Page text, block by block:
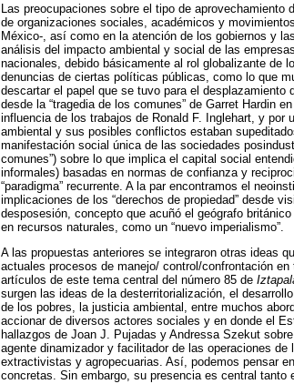
Las preocupaciones sobre el tipo de
de organizaciones sociales, académicos y
México-, así como en la atención de los gobiernos y
análisis del impacto ambiental y social de las
nacionales, debido básicamente al rol globalizante de
denuncias de ciertas políticas públicas, como lo que
descartar el papel que se tuvo para el
desde la “tragedia de los comunes” de Garret Hardin
influencia de los trabajos de Ronald F. Inglehart, y
ambiental y sus posibles conflictos estaban
manifestación social única de las sociedades
comunes”) sobre lo que implica el capital social
informales) basadas en normas de confianza y
“paradigma” recurrente. A la par encontramos el
implicaciones de los “derechos de propiedad” desde
desposesión, concepto que acuñó el geógrafo
en recursos naturales, como un “nuevo imperialismo”.
A las propuestas anteriores se integraron otras ideas
actuales procesos de manejo/ control/confrontación
artículos de este tema central del número 85 de
surgen las ideas de la desterritorialización, el
de los pobres, la justicia ambiental, entre muchos
accionar de diversos actores sociales y en donde el
hallazgos de Joan J. Pujadas y Andressa Szekut
agente dinamizador y facilitador de las operaciones
extractivistas y agropecuarias. Así, podemos pensar
concretas. Sin embargo, su presencia es central